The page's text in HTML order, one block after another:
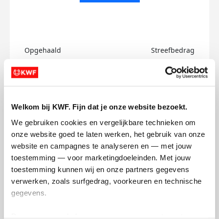
Welkom bij KWF. Fijn dat je onze website bezoekt.
We gebruiken cookies en vergelijkbare technieken om
onze website goed te laten werken, het gebruik van onze
website en campagnes te analyseren en — met jouw
toestemming — voor marketingdoeleinden. Met jouw
toestemming kunnen wij en onze partners gegevens
verwerken, zoals surfgedrag, voorkeuren en technische
gegevens.
Opgehaald Streefbedrag
Anuga's badges